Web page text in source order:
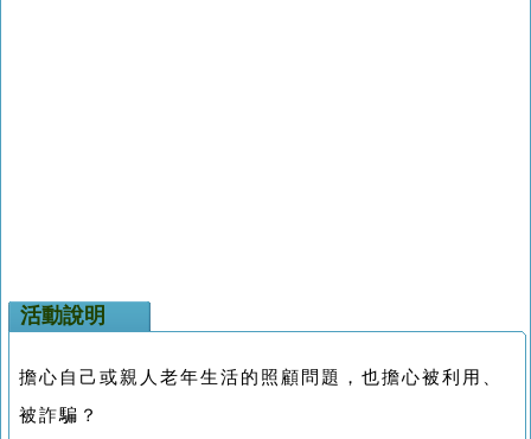
活動說明
擔心自己或親人老年生活的照顧問題，也擔心被利用、
被詐騙？